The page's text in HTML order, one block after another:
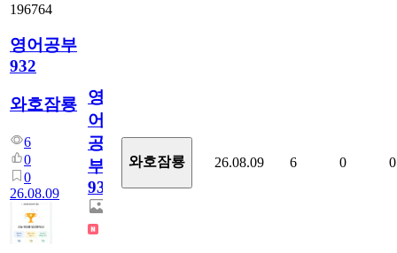
196764
영어공부
932
와호잠룡
6
0
0
26.08.09
영
어
공
부
932
와호잠룡 26.08.09 6 0 0